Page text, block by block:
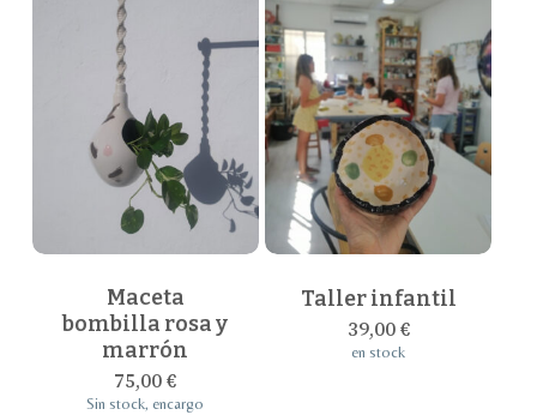
Maceta
bombilla rosa y
marrón
75,00€
Sin stock, encargo
Taller infantil
39,00€
en stock